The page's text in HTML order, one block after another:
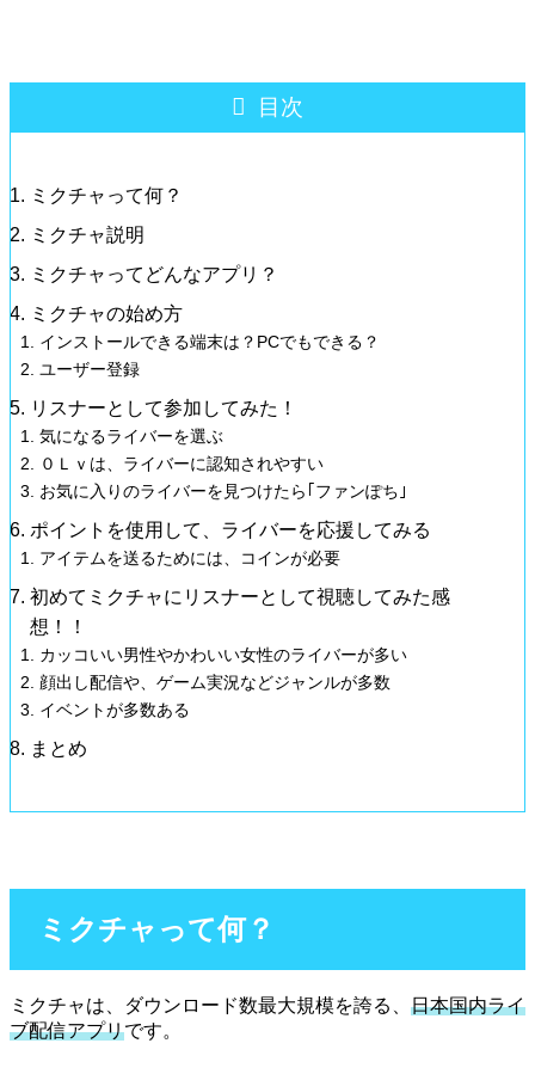
目次
ミクチャって何？
ミクチャ説明
ミクチャってどんなアプリ？
ミクチャの始め方
インストールできる端末は？PCでもできる？
ユーザー登録
リスナーとして参加してみた！
気になるライバーを選ぶ
０Ｌｖは、ライバーに認知されやすい
お気に入りのライバーを見つけたら｢ファンぽち｣
ポイントを使用して、ライバーを応援してみる
アイテムを送るためには、コインが必要
初めてミクチャにリスナーとして視聴してみた感
想！！
カッコいい男性やかわいい女性のライバーが多い
顔出し配信や、ゲーム実況などジャンルが多数
イベントが多数ある
まとめ
ミクチャって何？
ミクチャは、ダウンロード数最大規模を誇る、 日本国内ライ
ブ配信アプリです。